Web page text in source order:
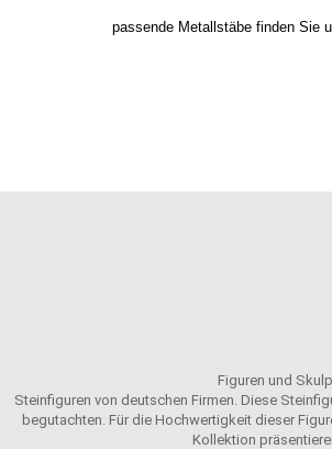
passende Metallstäbe finden Sie
Figuren und
Steinfiguren von deutschen Firmen. Diese
begutachten. Für die Hochwertigkeit dieser
Kollektion